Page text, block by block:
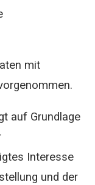
mit
auf Grundlage
Interesse
und der